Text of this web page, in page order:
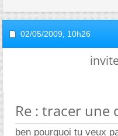
02/05/2009, 10h26
Re : tracer une
ben pourquoi tu veux